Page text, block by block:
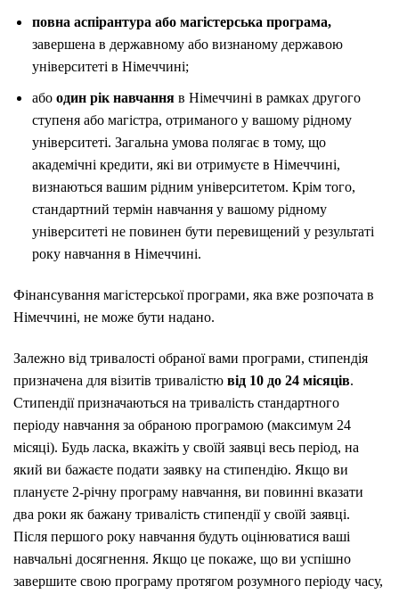
повна аспірантура або магістерська програма,
завершена в державному або визнаному державою
університеті в Німеччині;
або один рік навчанняв Німеччині в рамках другого
ступеня або магістра, отриманого у вашому рідному
університеті. Загальна умова полягає в тому, що
академічні кредити, які ви отримуєте в Німеччині,
визнаються вашим рідним університетом. Крім того,
стандартний термін навчання у вашому рідному
університеті не повинен бути перевищений у результаті
року навчання в Німеччині.
Фінансування магістерської програми, яка вже розпочата в
Німеччині, не може бути надано.
Залежно від тривалості обраної вами програми, стипендія
призначена для візитів тривалістю від 10 до 24 місяців.
Стипендії призначаються на тривалість стандартного
періоду навчання за обраною програмою (максимум 24
місяці). Будь ласка, вкажіть у своїй заявці весь період, на
який ви бажаєте подати заявку на стипендію. Якщо ви
плануєте 2-річну програму навчання, ви повинні вказати
два роки як бажану тривалість стипендії у своїй заявці.
Після першого року навчання будуть оцінюватися ваші
навчальні досягнення. Якщо це покаже, що ви успішно
завершите свою програму протягом розумного періоду часу,